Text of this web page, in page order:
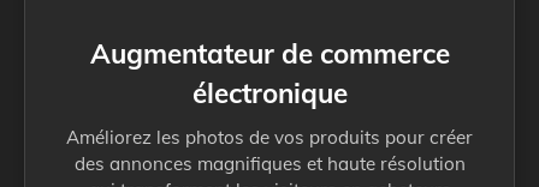
Augmentateur de commerce
électronique
Améliorez les photos de vos produits pour créer
des annonces magnifiques et haute résolution